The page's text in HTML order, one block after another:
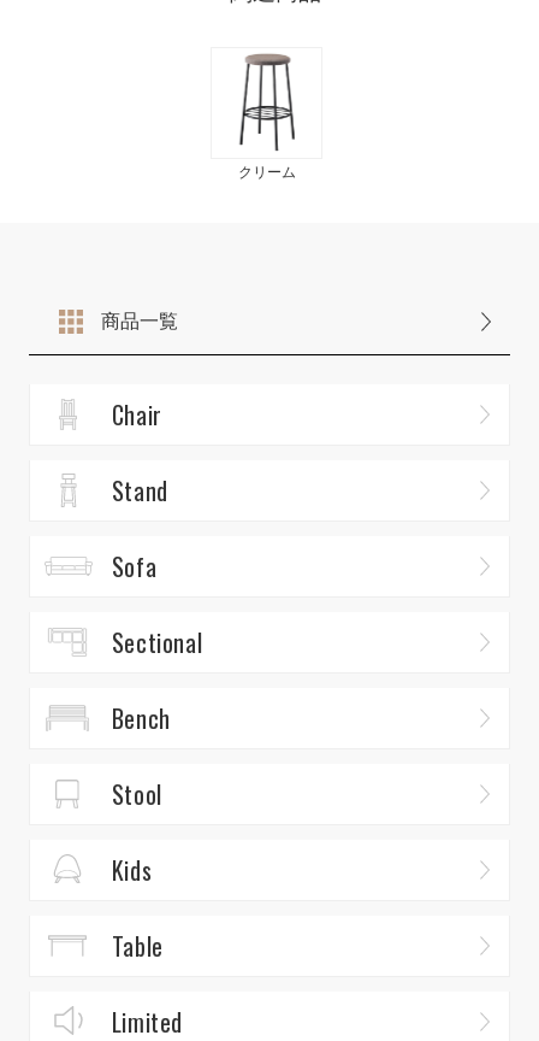
クリーム
商品一覧
Chair
Stand
Sofa
Sectional
Bench
Stool
Kids
Table
Limited